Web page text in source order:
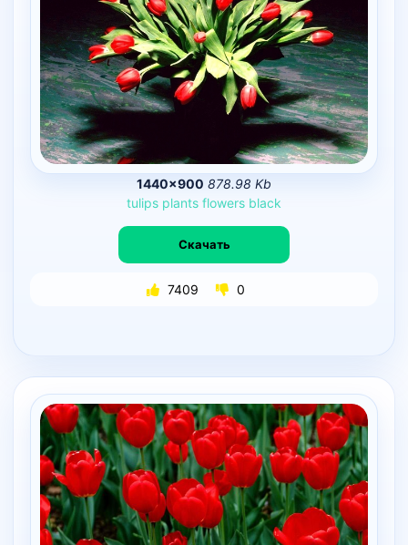
1440×900 878.98 Kb
tulips plants flowers black
Скачать
7409 0